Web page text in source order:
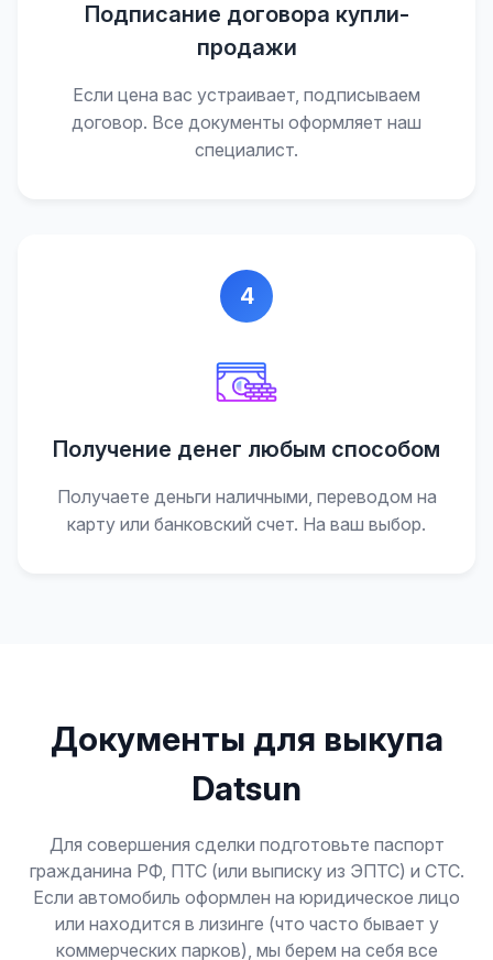
Подписание договора купли-
продажи
Если цена вас устраивает, подписываем
договор. Все документы оформляет наш
специалист.
4
Получение денег любым способом
Получаете деньги наличными, переводом на
карту или банковский счет. На ваш выбор.
Документы для выкупа
Datsun
Для совершения сделки подготовьте паспорт
гражданина РФ, ПТС (или выписку из ЭПТС) и СТС.
Если автомобиль оформлен на юридическое лицо
или находится в лизинге (что часто бывает у
коммерческих парков), мы берем на себя все